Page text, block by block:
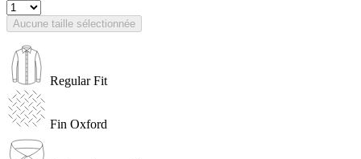
Aucune taille sélectionnée
Regular Fit
Fin Oxford